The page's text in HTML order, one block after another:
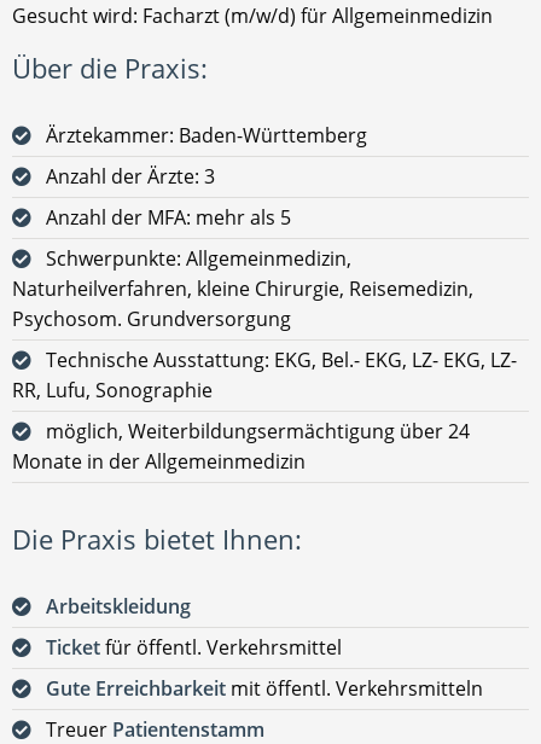
Gesucht wird: Facharzt (m/w/d) für Allgemeinmedizin
Über die Praxis:
Ärztekammer: Baden-Württemberg
Anzahl der Ärzte: 3
Anzahl der MFA: mehr als 5
Schwerpunkte: Allgemeinmedizin,
Naturheilverfahren, kleine Chirurgie, Reisemedizin,
Psychosom. Grundversorgung
Technische Ausstattung: EKG, Bel.- EKG, LZ- EKG, LZ-
RR, Lufu, Sonographie
möglich, Weiterbildungsermächtigung über 24
Monate in der Allgemeinmedizin
Die Praxis bietet Ihnen:
Arbeitskleidung
Ticketfür öffentl. Verkehrsmittel
Gute Erreichbarkeit mit öffentl. Verkehrsmitteln
Treuer Patientenstamm